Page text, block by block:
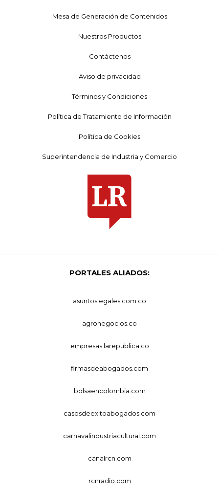
Mesa de Generación de Contenidos
Nuestros Productos
Contáctenos
Aviso de privacidad
Términos y Condiciones
Política de Tratamiento de Información
Política de Cookies
Superintendencia de Industria y Comercio
PORTALES ALIADOS:
asuntoslegales.com.co
agronegocios.co
empresas.larepublica.co
firmasdeabogados.com
bolsaencolombia.com
casosdeexitoabogados.com
carnavalindustriacultural.com
canalrcn.com
rcnradio.com